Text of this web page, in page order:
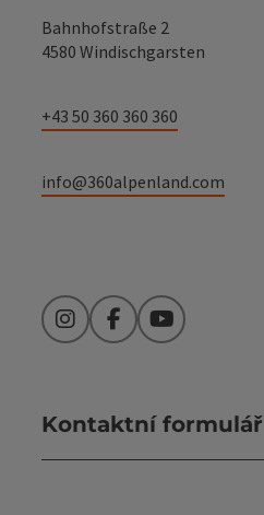
Bahnhofstraße 2
4580 Windischgarsten
+43 50 360 360 360
info@360alpenland.com
InstagramFacebookYouTube
Kontaktní formulář